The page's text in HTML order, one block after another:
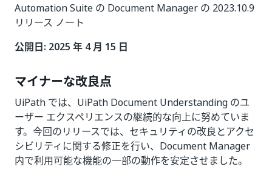
Automation Suite の Document Manager の 2023.10.9
リリース ノート
公開日: 2025 年 4 月 15 日
マイナーな改良点
UiPath では、UiPath Document Understanding のユ
ーザー エクスペリエンスの継続的な向上に努めていま
す。今回のリリースでは、セキュリティの改良とアクセ
シビリティに関する修正を行い、Document Manager
内で利用可能な機能の一部の動作を安定させました。